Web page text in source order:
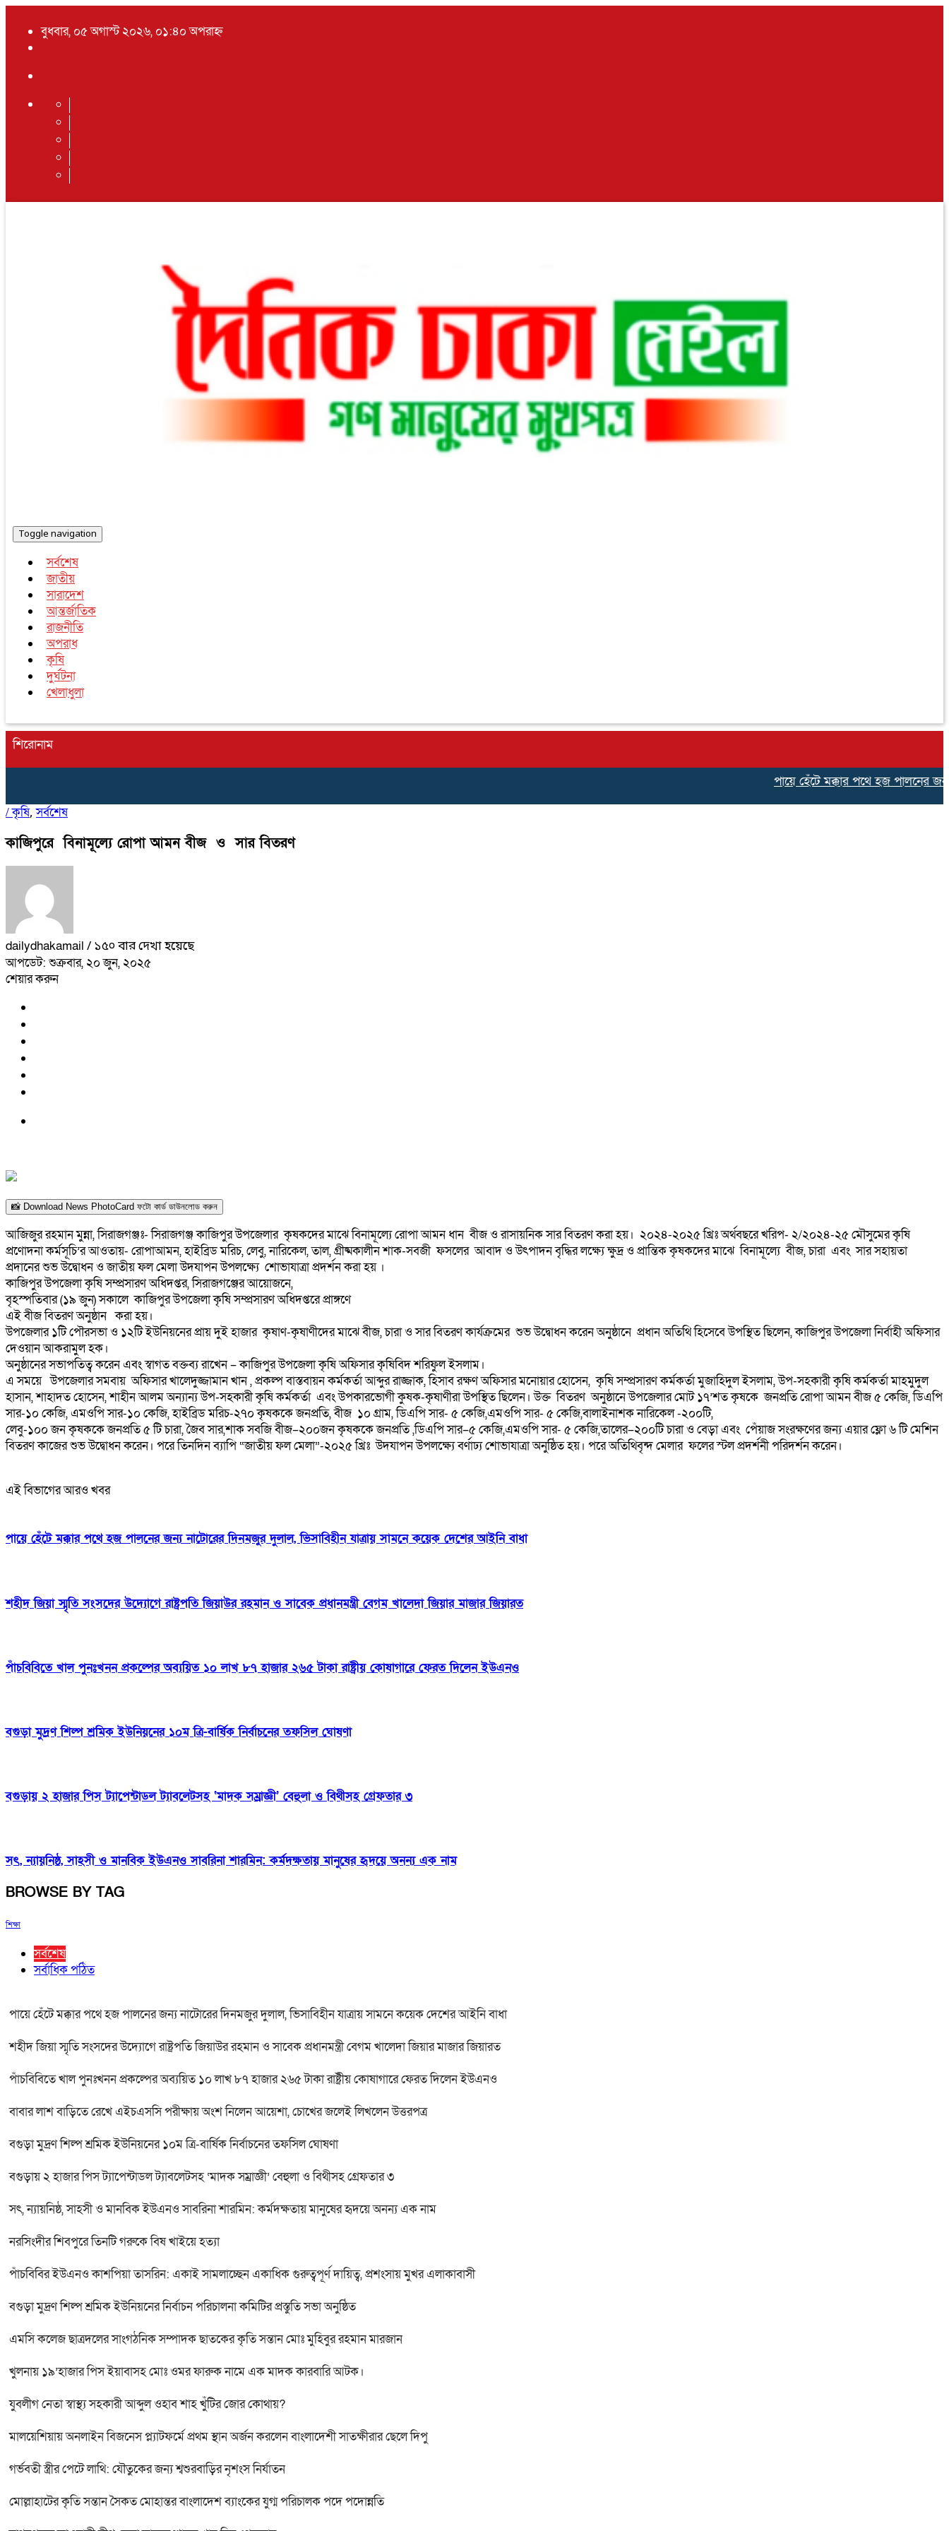
বুধবার, ০৫ অগাস্ট ২০২৬, ০১:৪০ অপরাহ্ন
Toggle navigation
সর্বশেষ
জাতীয়
সারাদেশ
আন্তর্জাতিক
রাজনীতি
অপরাধ
কৃষি
দুর্ঘটনা
খেলাধুলা
শিরোনাম
পায়ে হেঁটে মক্কার পথে হজ পালনের জন্য
/কৃষি,সর্বশেষ
কাজিপুরে বিনামূল্যে রোপা আমন বীজ ও সার বিতরণ
dailydhakamail / ১৫০ বার দেখা হয়েছে
আপডেট: শুক্রবার, ২০ জুন, ২০২৫
শেয়ার করুন
📸 Download News PhotoCard ফটো কার্ড ডাউনলোড করুন
আজিজুর রহমান মুন্না, সিরাজগঞ্জঃ- সিরাজগঞ্জ কাজিপুর উপজেলার কৃষকদের মাঝে বিনামূল্যে রোপা আমন ধান বীজ ও রাসায়নিক সার বিতরণ করা হয়। ২০২৪-২০২৫ খ্রিঃ অর্থবছরে খরিপ- ২/২০২৪-২৫ মৌসুমের কৃষি
প্রণোদনা কর্মসূচি’র আওতায়- রোপাআমন, হাইব্রিড মরিচ, লেবু, নারিকেল, তাল, গ্রীষ্মকালীন শাক-সবজী ফসলের আবাদ ও উৎপাদন বৃদ্ধির লক্ষ্যে ক্ষুদ্র ও প্রান্তিক কৃষকদের মাঝে বিনামূল্যে বীজ, চারা এবং সার সহায়তা
প্রদানের শুভ উদ্বোধন ও জাতীয় ফল মেলা উদযাপন উপলক্ষ্যে শোভাযাত্রা প্রদর্শন করা হয় ।
কাজিপুর উপজেলা কৃষি সম্প্রসারণ অধিদপ্তর, সিরাজগঞ্জের আয়োজনে,
বৃহস্পতিবার (১৯ জুন) সকালে কাজিপুর উপজেলা কৃষি সম্প্রসারণ অধিদপ্তরে প্রাঙ্গণে
এই বীজ বিতরণ অনুষ্ঠান করা হয়।
উপজেলার ১টি পৌরসভা ও ১২টি ইউনিয়নের প্রায় দুই হাজার কৃষাণ-কৃষাণীদের মাঝে বীজ, চারা ও সার বিতরণ কার্যক্রমের শুভ উদ্বোধন করেন অনুষ্ঠানে প্রধান অতিথি হিসেবে উপস্থিত ছিলেন, কাজিপুর উপজেলা নির্বাহী অফিসার
দেওয়ান আকরামুল হক।
অনুষ্ঠানের সভাপতিত্ব করেন এবং স্বাগত বক্তব্য রাখেন – কাজিপুর উপজেলা কৃষি অফিসার কৃষিবিদ শরিফুল ইসলাম।
এ সময়ে উপজেলার সমবায় অফিসার খালেদুজ্জামান খান , প্রকল্প বাস্তবায়ন কর্মকর্তা আব্দুর রাজ্জাক, হিসাব রক্ষণ অফিসার মনোয়ার হোসেন, কৃষি সম্প্রসারণ কর্মকর্তা মুজাহিদুল ইসলাম, উপ-সহকারী কৃষি কর্মকর্তা মাহমুদুল
হাসান, শাহাদত হোসেন, শাহীন আলম অন্যান্য উপ-সহকারী কৃষি কর্মকর্তা এবং উপকারভোগী কুষক-কৃষাণীরা উপস্থিত ছিলেন। উক্ত বিতরণ অনুষ্ঠানে উপজেলার মোট ১৭’শত কৃষকে জনপ্রতি রোপা আমন বীজ ৫ কেজি, ডিএপি
সার-১০ কেজি, এমওপি সার-১০ কেজি, হাইব্রিড মরিচ-২৭০ কৃষককে জনপ্রতি, বীজ ১০ গ্রাম, ডিএপি সার- ৫ কেজি,এমওপি সার- ৫ কেজি,বালাইনাশক নারিকেল -২০০টি,
লেবু-১০০ জন কৃষককে জনপ্রতি ৫ টি চারা, জৈব সার,শাক সবজি বীজ–২০০জন কৃষককে জনপ্রতি ,ডিএপি সার–৫ কেজি,এমওপি সার- ৫ কেজি,তালের–২০০টি চারা ও বেড়া এবং পেঁয়াজ সংরক্ষণের জন্য এয়ার ফ্লো ৬ টি মেশিন
বিতরণ কাজের শুভ উদ্বোধন করেন। পরে তিনদিন ব্যাপি “জাতীয় ফল মেলা”-২০২৫ খ্রিঃ উদযাপন উপলক্ষ্যে বর্ণাঢ্য শোভাযাত্রা অনুষ্ঠিত হয়। পরে অতিথিবৃন্দ মেলার ফলের স্টল প্রদর্শনী পরিদর্শন করেন।
এই বিভাগের আরও খবর
পায়ে হেঁটে মক্কার পথে হজ পালনের জন্য নাটোরের দিনমজুর দুলাল, ভিসাবিহীন যাত্রায় সামনে কয়েক দেশের আইনি বাধা
শহীদ জিয়া স্মৃতি সংসদের উদ্যোগে রাষ্ট্রপতি জিয়াউর রহমান ও সাবেক প্রধানমন্ত্রী বেগম খালেদা জিয়ার মাজার জিয়ারত
পাঁচবিবিতে খাল পুনঃখনন প্রকল্পের অব্যয়িত ১০ লাখ ৮৭ হাজার ২৬৫ টাকা রাষ্ট্রীয় কোষাগারে ফেরত দিলেন ইউএনও
বগুড়া মুদ্রণ শিল্প শ্রমিক ইউনিয়নের ১০ম ত্রি-বার্ষিক নির্বাচনের তফসিল ঘোষণা
বগুড়ায় ২ হাজার পিস ট্যাপেন্টাডল ট্যাবলেটসহ ‘মাদক সম্রাজ্ঞী’ বেহুলা ও বিথীসহ গ্রেফতার ৩
সৎ, ন্যায়নিষ্ঠ, সাহসী ও মানবিক ইউএনও সাবরিনা শারমিন: কর্মদক্ষতায় মানুষের হৃদয়ে অনন্য এক নাম
BROWSE BY TAG
শিক্ষা
সর্বশেষ
সর্বাধিক পঠিত
পায়ে হেঁটে মক্কার পথে হজ পালনের জন্য নাটোরের দিনমজুর দুলাল, ভিসাবিহীন যাত্রায় সামনে কয়েক দেশের আইনি বাধা
শহীদ জিয়া স্মৃতি সংসদের উদ্যোগে রাষ্ট্রপতি জিয়াউর রহমান ও সাবেক প্রধানমন্ত্রী বেগম খালেদা জিয়ার মাজার জিয়ারত
পাঁচবিবিতে খাল পুনঃখনন প্রকল্পের অব্যয়িত ১০ লাখ ৮৭ হাজার ২৬৫ টাকা রাষ্ট্রীয় কোষাগারে ফেরত দিলেন ইউএনও
বাবার লাশ বাড়িতে রেখে এইচএসসি পরীক্ষায় অংশ নিলেন আয়েশা, চোখের জলেই লিখলেন উত্তরপত্র
বগুড়া মুদ্রণ শিল্প শ্রমিক ইউনিয়নের ১০ম ত্রি-বার্ষিক নির্বাচনের তফসিল ঘোষণা
বগুড়ায় ২ হাজার পিস ট্যাপেন্টাডল ট্যাবলেটসহ ‘মাদক সম্রাজ্ঞী’ বেহুলা ও বিথীসহ গ্রেফতার ৩
সৎ, ন্যায়নিষ্ঠ, সাহসী ও মানবিক ইউএনও সাবরিনা শারমিন: কর্মদক্ষতায় মানুষের হৃদয়ে অনন্য এক নাম
নরসিংদীর শিবপুরে তিনটি গরুকে বিষ খাইয়ে হত্যা
পাঁচবিবির ইউএনও কাশপিয়া তাসরিন: একাই সামলাচ্ছেন একাধিক গুরুত্বপূর্ণ দায়িত্ব, প্রশংসায় মুখর এলাকাবাসী
বগুড়া মুদ্রণ শিল্প শ্রমিক ইউনিয়নের নির্বাচন পরিচালনা কমিটির প্রস্তুতি সভা অনুষ্ঠিত
এমসি কলেজ ছাত্রদলের সাংগঠনিক সম্পাদক ছাতকের কৃতি সন্তান মোঃ মুহিবুর রহমান মারজান
খুলনায় ১৯’হাজার পিস ইয়াবাসহ মোঃ ওমর ফারুক নামে এক মাদক কারবারি আটক।
যুবলীগ নেতা স্বাস্থ্য সহকারী আব্দুল ওহাব শাহ খুঁটির জোর কোথায়?
মালয়েশিয়ায় অনলাইন বিজনেস প্ল্যাটফর্মে প্রথম স্থান অর্জন করলেন বাংলাদেশী সাতক্ষীরার ছেলে দিপু
গর্ভবতী স্ত্রীর পেটে লাথি: যৌতুকের জন্য শ্বশুরবাড়ির নৃশংস নির্যাতন
মোল্লাহাটের কৃতি সন্তান সৈকত মোহান্তর বাংলাদেশ ব্যাংকের যুগ্ম পরিচালক পদে পদোন্নতি